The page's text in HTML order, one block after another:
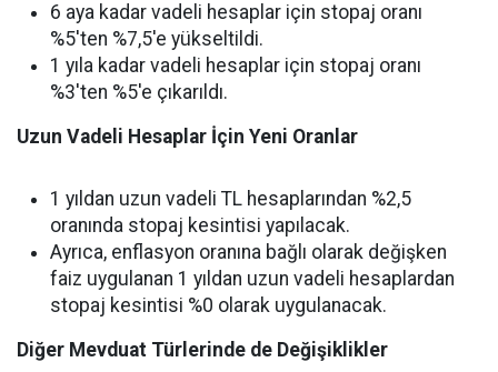
6 aya kadar vadeli hesaplar için stopaj oranı
%5'ten %7,5'e yükseltildi.
1 yıla kadar vadeli hesaplar için stopaj oranı
%3'ten %5'e çıkarıldı.
Uzun Vadeli Hesaplar İçin Yeni Oranlar
1 yıldan uzun vadeli TL hesaplarından %2,5
oranında stopaj kesintisi yapılacak.
Ayrıca, enflasyon oranına bağlı olarak değişken
faiz uygulanan 1 yıldan uzun vadeli hesaplardan
stopaj kesintisi %0 olarak uygulanacak.
Diğer Mevduat Türlerinde de Değişiklikler